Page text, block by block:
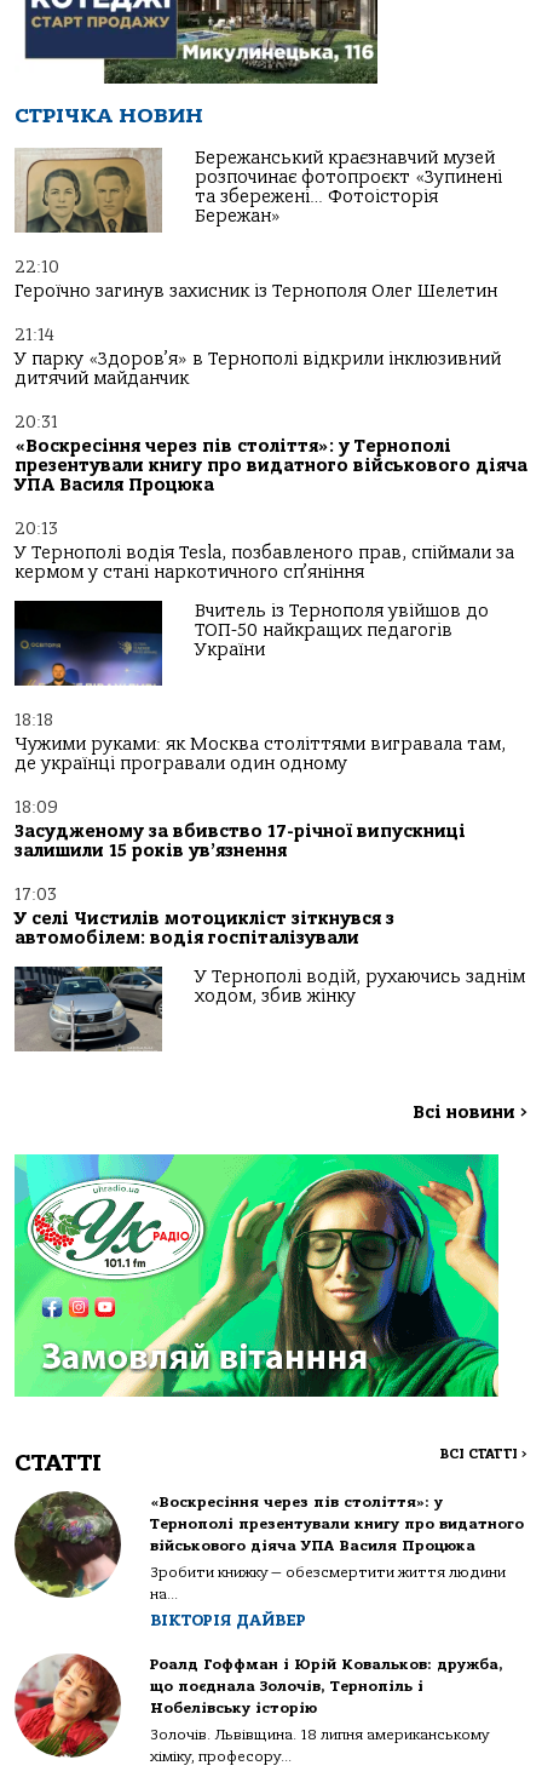
СТРІЧКА НОВИН
Бережанський краєзнавчий музей
розпочинає фотопроєкт «Зупинені
та збережені… Фотоісторія
Бережан»
22:10
Героїчно загинув захисник із Тернополя Олег Шелетин
21:14
У парку «Здоров’я» в Тернополі відкрили інклюзивний
дитячий майданчик
20:31
«Воскресіння через пів століття»: у Тернополі
презентували книгу про видатного військового діяча
УПА Василя Процюка
20:13
У Тернополі водія Tesla, позбавленого прав, спіймали за
кермом у стані наркотичного сп’яніння
Вчитель із Тернополя увійшов до
ТОП-50 найкращих педагогів
України
18:18
Чужими руками: як Москва століттями вигравала там,
де українці програвали один одному
18:09
Засудженому за вбивство 17-річної випускниці
залишили 15 років ув’язнення
17:03
У селі Чистилів мотоцикліст зіткнувся з
автомобілем: водія госпіталізували
У Тернополі водій, рухаючись заднім
ходом, збив жінку
Всі новини >
СТАТТІ ВСІ СТАТТІ >
«Воскресіння через пів століття»: у
Тернополі презентували книгу про видатного
військового діяча УПА Василя Процюка
Зробити книжку — обезсмертити життя людини
на...
ВІКТОРІЯ ДАЙВЕР
Роалд Гоффман і Юрій Ковальков: дружба,
що поєднала Золочів, Тернопіль і
Нобелівську історію
Золочів. Львівщина. 18 липня американському
хіміку, професору...